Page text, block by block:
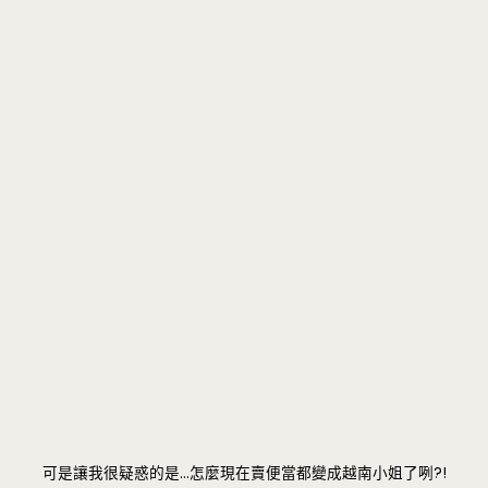
可是讓我很疑惑的是…怎麼現在賣便當都變成越南小姐了咧?!